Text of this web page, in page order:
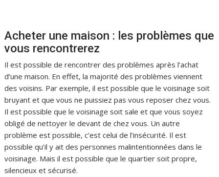
Acheter une maison : les problèmes que
vous rencontrerez
Il est possible de rencontrer des problèmes après l’achat
d’une maison. En effet, la majorité des problèmes viennent
des voisins. Par exemple, il est possible que le voisinage soit
bruyant et que vous ne puissiez pas vous reposer chez vous.
Il est possible que le voisinage soit sale et que vous soyez
obligé de nettoyer le devant de chez vous. Un autre
problème est possible, c’est celui de l’insécurité. Il est
possible qu’il y ait des personnes malintentionnées dans le
voisinage. Mais il est possible que le quartier soit propre,
silencieux et sécurisé.